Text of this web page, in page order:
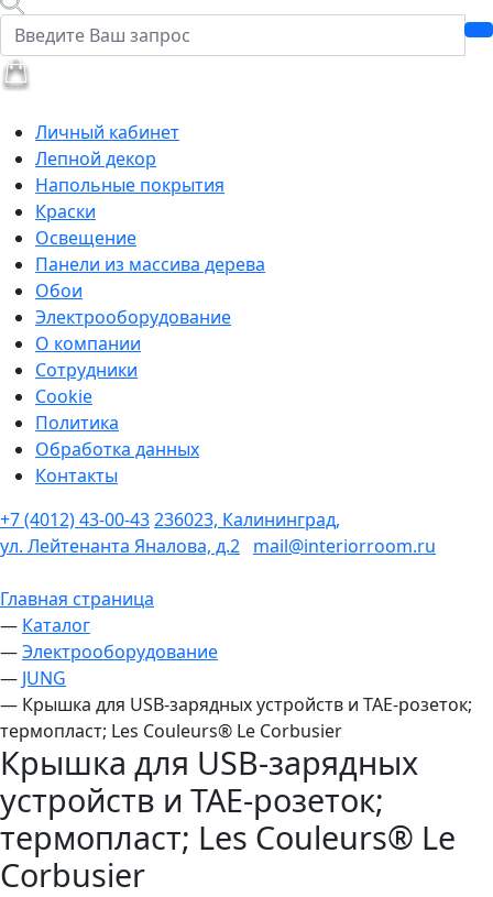
Личный кабинет
Лепной декор
Напольные покрытия
Краски
Освещение
Панели из массива дерева
Обои
Электрооборудование
О компании
Сотрудники
Cookie
Политика
Обработка данных
Контакты
+7 (4012) 43-00-43236023, Калининград,
ул. Лейтенанта Яналова, д.2 mail@interiorroom.ru
Главная страница
— Каталог
—Электрооборудование
— JUNG
— Крышка для USB-зарядных устройств и TAE-розеток;
термопласт; Les Couleurs® Le Corbusier
Крышка для USB-зарядных
устройств и TAE-розеток;
термопласт; Les Couleurs® Le
Corbusier